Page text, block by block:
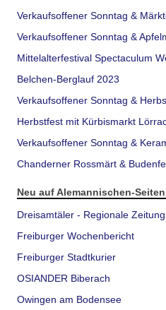
Verkaufsoffener Sonntag &
Verkaufsoffener Sonntag &
Mittelalterfestival Spectaculum
Belchen-Berglauf 2023
Verkaufsoffener Sonntag &
Herbstfest mit Kürbismarkt
Verkaufsoffener Sonntag &
Chanderner Rossmärt &
Neu auf Alemannischen-Seiten
Dreisamtäler - Regionale
Freiburger Wochenbericht
Freiburger Stadtkurier
OSIANDER Biberach
Owingen am Bodensee